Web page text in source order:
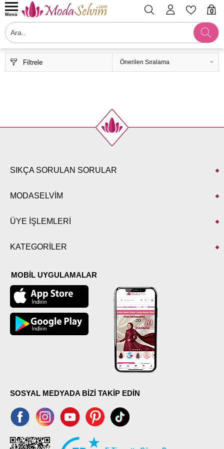
0
Menü
Filtrele
SIKÇA SORULAN SORULAR
MODASELVİM
ÜYE İŞLEMLERİ
KATEGORİLER
MOBİL UYGULAMALAR
SOSYAL MEDYADA BİZİ TAKİP EDİN